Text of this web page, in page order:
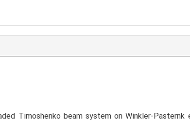
Timoshenko beam system on Winkler-Pasternk